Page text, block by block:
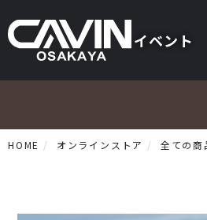
イベント
HOME オンラインストア 全ての商